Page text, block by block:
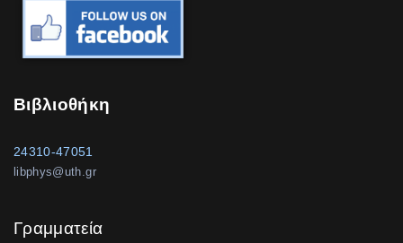
Βιβλιοθήκη
24310-47051
libphys@uth.gr
Γραμματεία